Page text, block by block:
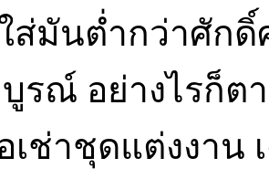
ส่มันต่ำกว่าศัก
รณ์ อย่างไรก็ต
เช่าชุดแต่งงา